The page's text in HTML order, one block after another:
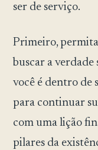
ser de serviço.
Primeiro,
buscar a
você é dentro de
para continuar
com uma lição
pilares da